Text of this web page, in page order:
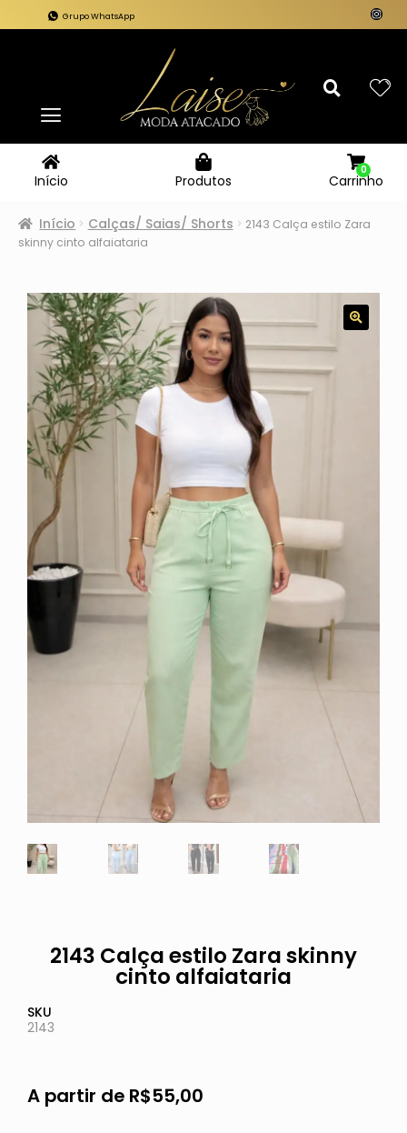
Grupo WhatsApp
Início Produtos Carrinho
0
Início Calças/ Saias/ Shorts
2143 Calça estilo Zara
skinny cinto alfaiataria
2143 Calça estilo Zara skinny
cinto alfaiataria
SKU
2143
A partir de R$55,00